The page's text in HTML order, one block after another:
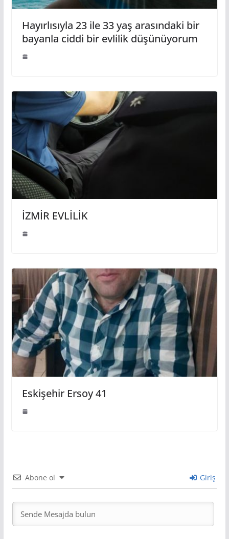
Hayırlısıyla 23 ile 33 yaş arasındaki bir
bayanla ciddi bir evlilik düşünüyorum
İZMİR EVLİLİK
Eskişehir Ersoy 41
Abone ol Giriş